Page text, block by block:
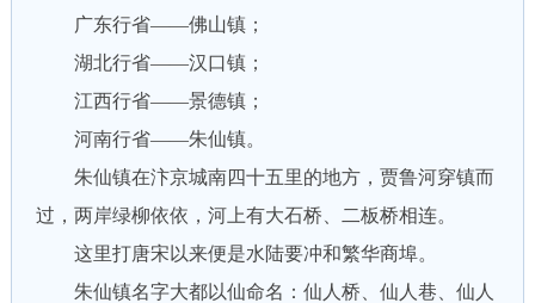
广东行省——佛山镇；
湖北行省——汉口镇；
江西行省——景德镇；
河南行省——朱仙镇。
朱仙镇在汴京城南四十五里的地方，贾鲁河穿镇而
过，两岸绿柳依依，河上有大石桥、二板桥相连。
这里打唐宋以来便是水陆要冲和繁华商埠。
朱仙镇名字大都以仙命名：仙人桥、仙人巷、仙人